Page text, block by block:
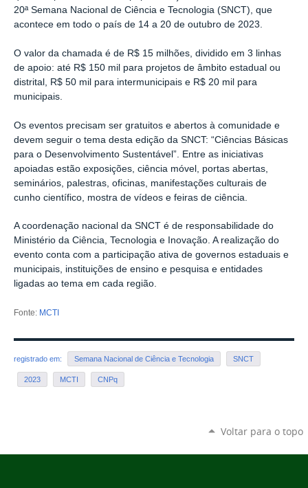
20ª Semana Nacional de Ciência e Tecnologia (SNCT), que
acontece em todo o país de 14 a 20 de outubro de 2023.
O valor da chamada é de R$ 15 milhões, dividido em 3 linhas
de apoio: até R$ 150 mil para projetos de âmbito estadual ou
distrital, R$ 50 mil para intermunicipais e R$ 20 mil para
municipais.
Os eventos precisam ser gratuitos e abertos à comunidade e
devem seguir o tema desta edição da SNCT: “Ciências Básicas
para o Desenvolvimento Sustentável”. Entre as iniciativas
apoiadas estão exposições, ciência móvel, portas abertas,
seminários, palestras, oficinas, manifestações culturais de
cunho científico, mostra de vídeos e feiras de ciência.
A coordenação nacional da SNCT é de responsabilidade do
Ministério da Ciência, Tecnologia e Inovação. A realização do
evento conta com a participação ativa de governos estaduais e
municipais, instituições de ensino e pesquisa e entidades
ligadas ao tema em cada região.
Fonte: MCTI
registrado em: Semana Nacional de Ciência e Tecnologia SNCT
2023 MCTI CNPq
Voltar para o topo